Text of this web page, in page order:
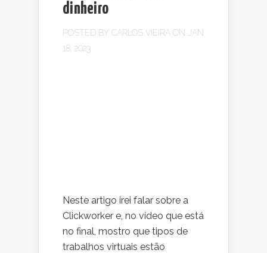
dinheiro
POSTED BY CARLOS VIEIRA ON JAN
18, 2023
Neste artigo irei falar sobre a
Clickworker e, no vídeo que está
no final, mostro que tipos de
trabalhos virtuais estão